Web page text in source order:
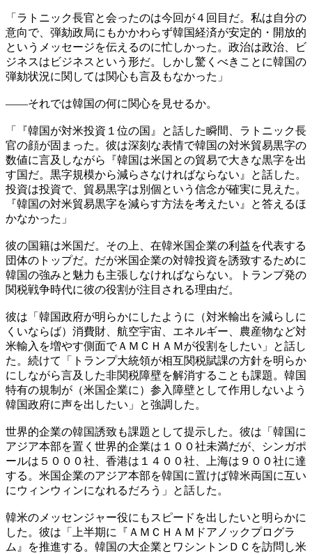
「ラトニック長官と会ったのは今回が４回目だ。私は自分の
意向で、弾劾政局にもかかわらず韓国経済が安定的・開放的
というメッセージを伝えるのに忙しかった。政治は政治、ビ
ジネスはビジネスという形だ。しかし驚くべきことに韓国の
弾劾状況に関しては関心も言及もなかった」
――それでは韓国の何に関心を見せるか。
「『韓国が対米投資１位の国』と話した瞬間、ラトニック長
官の顔が固まった。彼は深刻な表情で韓国の対米貿易黒字の
数値に言及しながら『韓国は米国との貿易で大きな黒字を出
す国だ。黒字規模から減らさなければならない』と話した。
投資は投資で、貿易黒字は別個という信念が確実に見えた。
『韓国の対米貿易黒字を減らす方法を考えたい』と答えるほ
かなかった」
彼の国籍は米国だ。その上、在韓米国企業の利益を代表する
団体のトップだ。だが米国企業の対韓投資を誘致するために
韓国の強みと魅力も主張しなければならない。トランプ発の
関税戦争時代に彼の役割が注目される理由だ。
彼は「韓国政府が明らかにしたように（対米輸出を減らしに
くいならば）消費財、航空宇宙、エネルギー、農産物など対
米輸入を増やす側面でＡＭＣＨＡＭが役割をしたい」と話し
た。続けて「トランプ大統領が相互関税賦課の方針を明らか
にしながら言及した非関税障壁を解消することも課題。韓国
特有の規制が（米国企業に）参入障壁として作用しないよう
韓国政府に声を出したい」と強調した。
世界的企業の韓国誘致も課題として提示した。彼は「韓国に
アジア本部を置く世界的企業は１００社未満だが、シンガポ
ールは５０００社、香港は１４００社、上海は９００社に達
する。米国企業のアジア本部を韓国に置けば韓米両国に互い
にウィンウィンになれるだろう」と話した。
韓米のメッセンジャー役にもスピードを出したいと明らかに
した。彼は「上半期に『ＡＭＣＨＡＭドアノックプログラ
ム』を推進する。韓国の大企業とワシントンＤＣを訪問し米